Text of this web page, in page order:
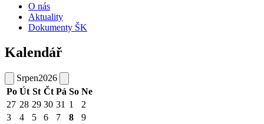
O nás
Aktuality
Dokumenty ŠK
Kalendář
Srpen2026
Po Út St Čt Pá So Ne
27 28 29 30 31 1
2
3
4 5 6 7 8
9